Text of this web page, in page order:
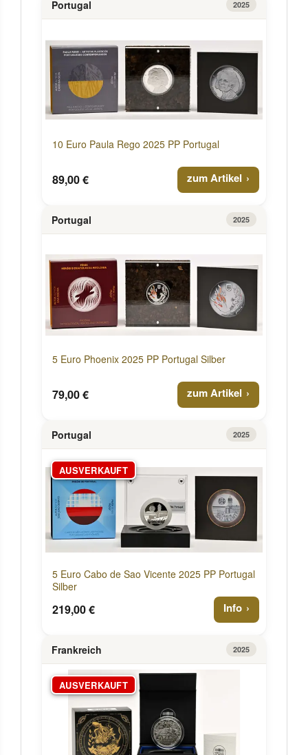
Portugal 2025
10 Euro Paula Rego 2025 PP Portugal
89,00 € zum Artikel
Portugal 2025
5 Euro Phoenix 2025 PP Portugal Silber
79,00 € zum Artikel
Portugal 2025
AUSVERKAUFT
5 Euro Cabo de Sao Vicente 2025 PP Portugal
Silber
219,00 € Info
Frankreich 2025
AUSVERKAUFT